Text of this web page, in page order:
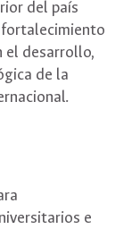
del país
el desarrollo,
de la
e